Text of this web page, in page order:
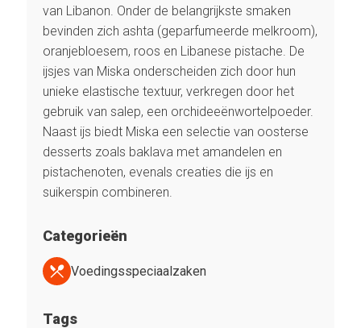
van Libanon. Onder de belangrijkste smaken
bevinden zich ashta (geparfumeerde melkroom),
oranjebloesem, roos en Libanese pistache. De
ijsjes van Miska onderscheiden zich door hun
unieke elastische textuur, verkregen door het
gebruik van salep, een orchideeënwortelpoeder.
Naast ijs biedt Miska een selectie van oosterse
desserts zoals baklava met amandelen en
pistachenoten, evenals creaties die ijs en
suikerspin combineren.
Categorieën
Voedingsspeciaalzaken
Tags